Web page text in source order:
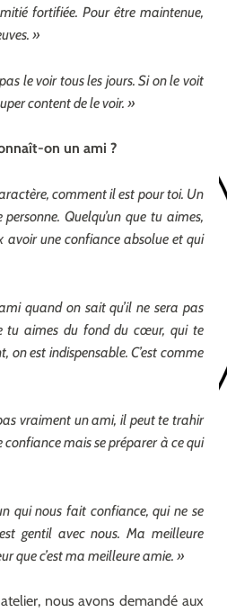
fortifiée. Pour être maintenue,
»
le voir tous les jours. Si on le voit
content de le voir. »
on un ami ?
comment il est pour toi. Un
Quelqu’un que tu aimes,
avoir une confiance absolue et qui
quand on sait qu’il ne sera pas
tu aimes du fond du cœur, qui te
on est indispensable. C’est comme
vraiment un ami, il peut te trahir
mais se préparer à ce qui
qui nous fait confiance, qui ne se
gentil avec nous. Ma meilleure
que c’est ma meilleure amie. »
nous avons demandé aux